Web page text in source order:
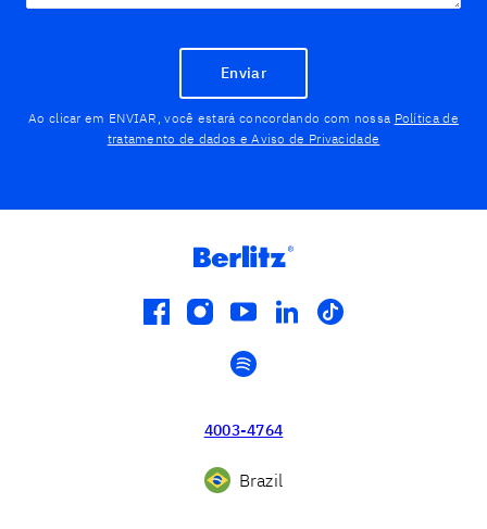
Enviar
Ao clicar em ENVIAR, você estará concordando com nossa Política de
tratamento de dados e Aviso de Privacidade
facebook
instagram
youtube
linkedin
tiktok
spotify
4003-4764
Brazil